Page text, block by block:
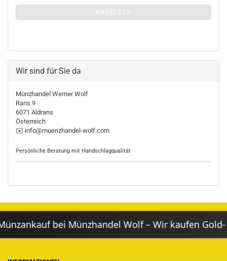
ANMELDEN
Wir sind für Sie da
Münzhandel Werner Wolf
Rans 9
6071 Aldrans
Österreich
✉️ info@muenzhandel-wolf.com
Persönliche Beratung mit Handschlagqualität
bei Münzhandel Wolf – Wir kaufen Gold-